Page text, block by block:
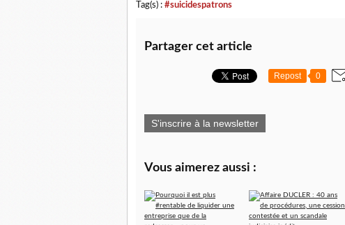
Tag(s) : #suicidespatrons
Partager cet article
Repost 0
S'inscrire à la newsletter
Vous aimerez aussi :